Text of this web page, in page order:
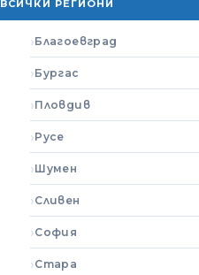
ВСИЧКИ РЕГИОНИ
Благоевград
Бургас
Пловдив
Русе
Шумен
Сливен
София
Стара